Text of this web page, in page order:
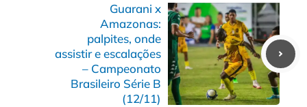
Guarani x
Amazonas:
palpites, onde
assistir e escalações
– Campeonato
Brasileiro Série B
(12/11)